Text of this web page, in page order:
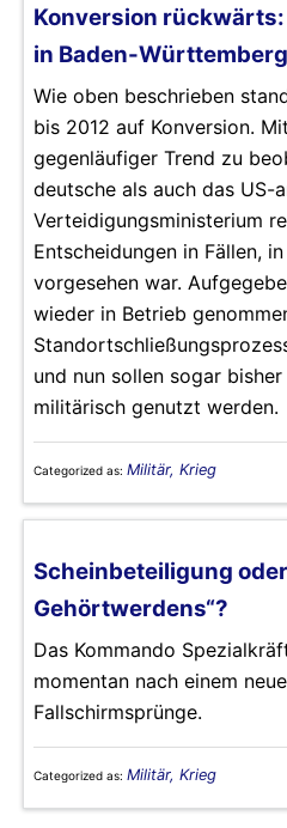
Konversion
in Baden-Württemberg
Wie oben beschrieben
bis 2012 auf Konversion.
gegenläufiger Trend zu
deutsche als auch das US-
Verteidigungsministerium
Entscheidungen in Fällen,
vorgesehen war.
wieder in Betrieb
und nun sollen sogar
militärisch genutzt werden.
Categorized as: Militär, Krieg
Scheinbeteiligung
Gehörtwerdens“?
Das Kommando
momentan nach einem
Fallschirmsprünge.
Categorized as: Militär, Krieg